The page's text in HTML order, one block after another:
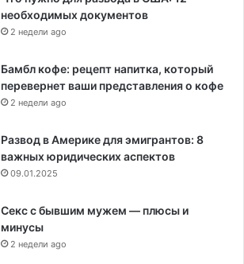
необходимых документов
2 недели ago
Бамбл кофе: рецепт напитка, который
перевернет ваши представления о кофе
2 недели ago
Развод в Америке для эмигрантов: 8
важных юридических аспектов
09.01.2025
Секс с бывшим мужем — плюсы и
минусы
2 недели ago